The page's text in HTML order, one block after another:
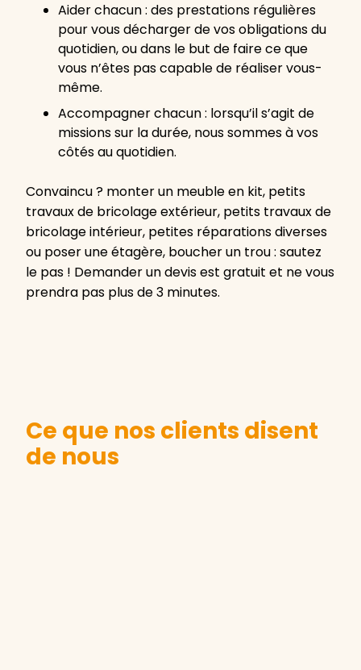
Aider chacun : des prestations régulières
pour vous décharger de vos obligations du
quotidien, ou dans le but de faire ce que
vous n’êtes pas capable de réaliser vous-
même.
Accompagner chacun : lorsqu’il s’agit de
missions sur la durée, nous sommes à vos
côtés au quotidien.
Convaincu ? monter un meuble en kit, petits
travaux de bricolage extérieur, petits travaux de
bricolage intérieur, petites réparations diverses
ou poser une étagère, boucher un trou : sautez
le pas ! Demander un devis est gratuit et ne vous
prendra pas plus de 3 minutes.
Ce que nos clients disent
de nous